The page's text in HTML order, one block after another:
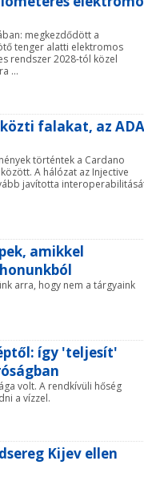
megkezdődött a
tenger alatti elektromos
rendszer 2028-tól közel
...
falakat, az ADA
történtek a Cardano
A hálózat az Injective
javította
amikkel
arra, hogy nem a tárgyaink
így 'teljesít'
volt. A rendkívüli hőség
a vízzel.
Kijev ellen